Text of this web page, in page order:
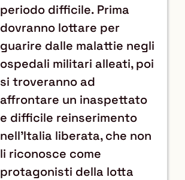
periodo difficile. Prima
dovranno lottare per
guarire dalle malattie negli
ospedali militari alleati, poi
si troveranno ad
affrontare un inaspettato
e difficile reinserimento
nell’Italia liberata, che non
li riconosce come
protagonisti della lotta